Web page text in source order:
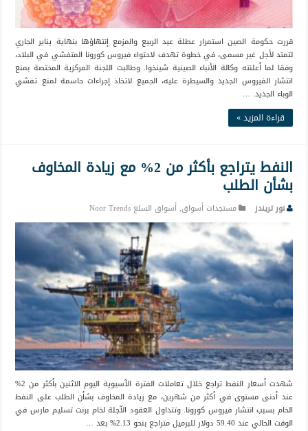
قررت حكومة الصين استمرار عطلة عيد الربيع والمزمع إنتهاؤها بنهاية يناير الجاري
لتمتد لأجل غير مسمى، في خطوة تهدف لاحتواء فيروس كورونا المتفشي في البلاد،
وفقا لما أعلنته وكالة الأنباء الصينية شينخوا. وطالبت اللجنة المركزية المختصة بمنع
انتشار الفيروس الجديد والسيطرة عليه، الجميع لاتخاذ إجراءات حاسمة لمنع تفشي
الوباء الجديد. …
قراءة المزيد »
النفط يتراجع بأكثر من 2% مع زيادة المخاوف
بشأن الطلب
نور تريندز مستجدات أسواق,أسواق السلع Noor Trends
شهدت أسعار النفط تراجع خلال تعاملات الفترة الآسيوية اليوم الاثنين بأكثر من 2%
عند أدنى مستوى في أكثر من شهرين، مع زيادة المخاوف بشأن الطلب على النفط
الخام بسبب انتشار فيروس كورونا. وتتداول العقود الآجلة لخام برنت تسليم مارس في
الوقت الحالي عند 59.40 دولار للبرميل متراجع بنحو 2.13% بعد …